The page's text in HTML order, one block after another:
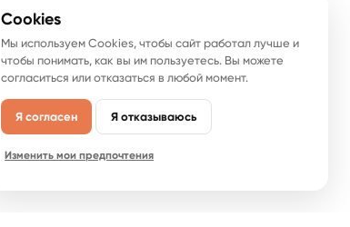
Cookies
Мы используем Cookies, чтобы сайт работал лучше и
чтобы понимать, как вы им пользуетесь. Вы можете
согласиться или отказаться в любой момент.
Я согласен Я отказываюсь
Изменить мои предпочтения